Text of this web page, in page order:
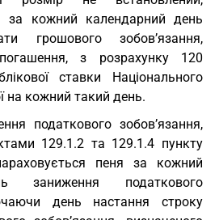
за кожний календарний день
грошового зобов’язання,
з розрахунку 120
ставки Національного
на кожний такий день.
податкового зобов’язання,
129.1.2 та 129.1.4 пункту
пеня за кожний
заниження податкового
день настання строку